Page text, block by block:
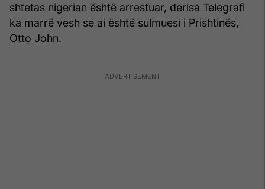
shtetas nigerian është arrestuar, derisa Telegrafi
ka marrë vesh se ai është sulmuesi i Prishtinës,
Otto John.